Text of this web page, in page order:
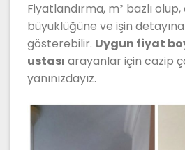
Fiyatlandırma, m² bazlı olup,
büyüklüğüne ve işin
gösterebilir. Uygun fiyat
ustası arayanlar için cazip
yanınızdayız.